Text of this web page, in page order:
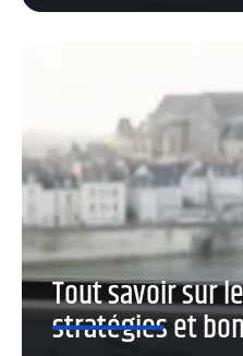
Tout savoir sur
stratégies et